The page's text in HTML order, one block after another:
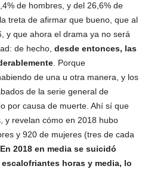
de hombres, y del 26,6% de
treta de afirmar que bueno, que al
y que ahora el drama ya no será
de hecho, desde entonces, las
. Porque
de una u otra manera, y los
de la serie general de
por causa de muerte. Ahí sí que
y revelan cómo en 2018 hubo
y 920 de mujeres (tres de cada
En 2018 en media se suicidó
horas y media, lo